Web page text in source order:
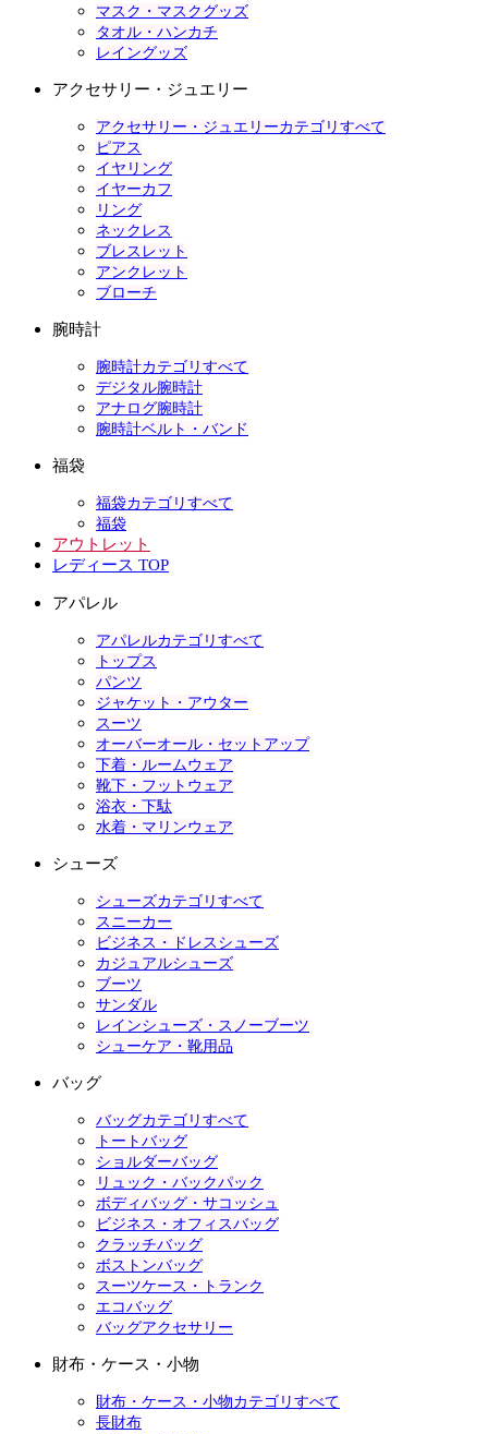
マスク・マスクグッズ
タオル・ハンカチ
レイングッズ
アクセサリー・ジュエリー
アクセサリー・ジュエリーカテゴリすべて
ピアス
イヤリング
イヤーカフ
リング
ネックレス
ブレスレット
アンクレット
ブローチ
腕時計
腕時計カテゴリすべて
デジタル腕時計
アナログ腕時計
腕時計ベルト・バンド
福袋
福袋カテゴリすべて
福袋
アウトレット
レディース TOP
アパレル
アパレルカテゴリすべて
トップス
パンツ
ジャケット・アウター
スーツ
オーバーオール・セットアップ
下着・ルームウェア
靴下・フットウェア
浴衣・下駄
水着・マリンウェア
シューズ
シューズカテゴリすべて
スニーカー
ビジネス・ドレスシューズ
カジュアルシューズ
ブーツ
サンダル
レインシューズ・スノーブーツ
シューケア・靴用品
バッグ
バッグカテゴリすべて
トートバッグ
ショルダーバッグ
リュック・バックパック
ボディバッグ・サコッシュ
ビジネス・オフィスバッグ
クラッチバッグ
ボストンバッグ
スーツケース・トランク
エコバッグ
バッグアクセサリー
財布・ケース・小物
財布・ケース・小物カテゴリすべて
長財布